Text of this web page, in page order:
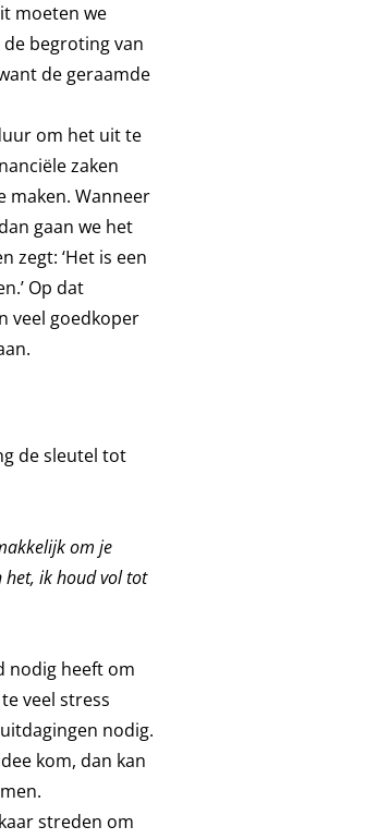
moeten we
begroting van
de geraamde
om het uit te
zaken
maken. Wanneer
gaan we het
zegt: ‘Het is een
Op dat
veel goedkoper
de sleutel tot
om je
het, ik houd vol tot
nodig heeft om
veel stress
nodig.
kom, dan kan
streden om